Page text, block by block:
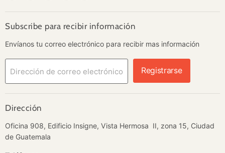
Correo
electrónico
InstagramLinkedInWhatsApp
YouTube
Subscribe para recibir información
Envíanos tu correo electrónico para recibir mas información
Dirección de correo electrónico Registrarse
Dirección
Oficina 908, Edificio Insigne, Vista Hermosa II, zona 15, Ciudad
de Guatemala